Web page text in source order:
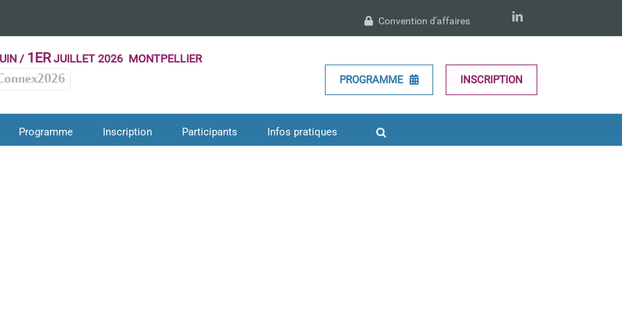
LinkedIn
Convention d'affaires
/ 1ERJUILLET 2026 MONTPELLIER
PROGRAMME INSCRIPTION
Programme Inscription Participants Infos pratiques